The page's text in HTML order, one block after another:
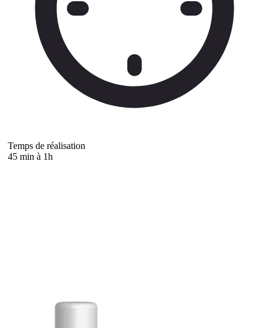
Temps de réalisation
45 min à 1h